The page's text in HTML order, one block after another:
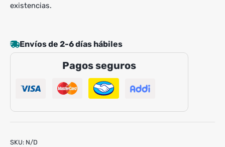
existencias.
Envíos de 2-6 días hábiles
Pagos seguros
SKU: N/D